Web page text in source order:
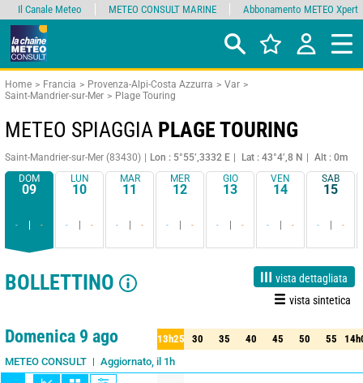
Home Francia Provenza-Alpi-Costa Azzurra
Var
Saint-Mandrier-sur-Mer
Plage Touring
METEO SPIAGGIA PLAGE TOURING
Saint-Mandrier-sur-Mer (83430) Lon : 5°55’,3332 E Lat : 43°4’,8 N
Alt : 0m
DOM
09
- -
LUN
10
- -
MAR
11
- -
MER
12
- -
GIO
13
- -
VEN
14
- -
SAB
15
- -
BOLLETTINO
vista dettagliata
vista sintetica
Live 1 giorno 7 giorni 15 giorni Affidabilità 75%
Domenica 9 ago
METEO CONSULT Aggiornato, il 1h
13h25 30 35 40 45 50 55
25 30 35 40 45 50 55
Il Canale Meteo METEO CONSULT MARINE Abbonamento METEO Xpert